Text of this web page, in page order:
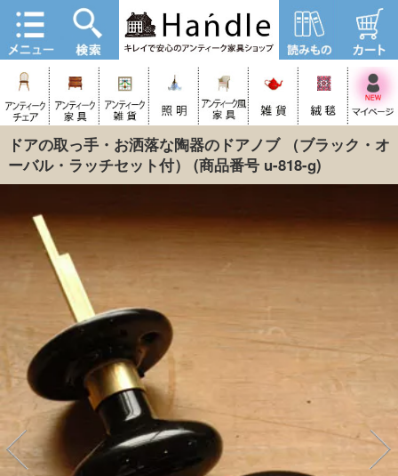
ドアの取っ手・お洒落な陶器のドアノブ （ブラック・オ
ーバル・ラッチセット付）
(商品番号 u-818-g)